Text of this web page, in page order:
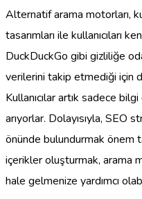
Alternatif arama motorları,
tasarımları ile kullanıcıları
DuckDuckGo gibi gizliliğe
verilerini takip etmediği için
Kullanıcılar artık sadece
arıyorlar. Dolayısıyla, SEO
önünde bulundurmak önem
içerikler oluşturmak, arama
hale gelmenize yardımcı